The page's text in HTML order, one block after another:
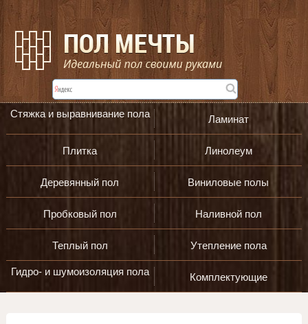
Стяжка и выравнивание пола Ламинат
Плитка Линолеум
Деревянный пол Виниловые полы
Пробковый пол Наливной пол
Теплый пол Утепление пола
Гидро- и шумоизоляция пола Комплектующие